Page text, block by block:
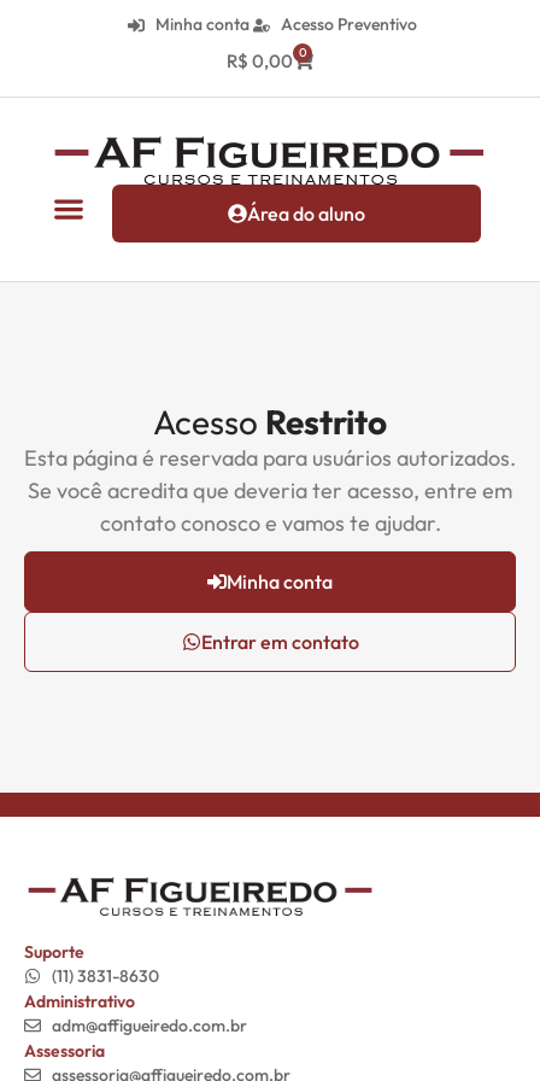
Minha conta Acesso Preventivo
R$ 0,00 0
Área do aluno
Acesso Restrito
Esta página é reservada para usuários autorizados.
Se você acredita que deveria ter acesso, entre em
contato conosco e vamos te ajudar.
Minha conta
Entrar em contato
Suporte
(11) 3831-8630
Administrativo
adm@affigueiredo.com.br
Assessoria
assessoria@affigueiredo.com.br